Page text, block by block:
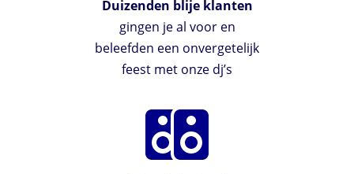
Duizenden blije klanten
gingen je al voor en
beleefden een onvergetelijk
feest met onze dj’s